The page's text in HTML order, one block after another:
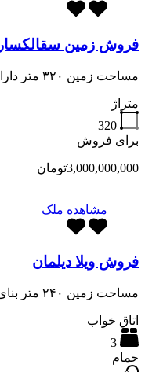
فروش زمین سقالکسار
مساحت زمین ۳۲۰ متر دارای کاربری مسکونی دور دیوار نزدیک…
متراژ
320
برای فروش
3,000,000,000تومان
مشاهده ملک
فروش ویلا دیلمان
مساحت زمین ۲۴۰ متر بنای دوبلکس نوساز کلید نخورده فول…
اتاق خواب
3
حمام